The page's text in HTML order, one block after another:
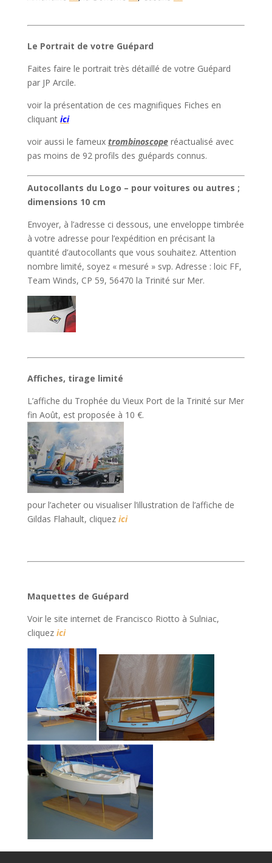
Le Portrait de votre Guépard
Faites faire le portrait très détaillé de votre Guépard
par JP Arcile.
voir la présentation de ces magnifiques Fiches en
cliquant ici
voir aussi le fameux trombinoscoperéactualisé avec
pas moins de 92 profils des guépards connus.
Autocollants du Logo – pour voitures ou autres ;
dimensions 10 cm
Envoyer, à l’adresse ci dessous, une enveloppe timbrée
à votre adresse pour l’expédition en précisant la
quantité d’autocollants que vous souhaitez. Attention
nombre limité, soyez « mesuré » svp. Adresse : loic FF,
Team Winds, CP 59, 56470 la Trinité sur Mer.
Affiches, tirage limité
L’affiche du Trophée du Vieux Port de la Trinité sur Mer
fin Août, est proposée à 10 €.
pour l’acheter ou visualiser l’illustration de l’affiche de
Gildas Flahault, cliquez ici
Maquettes de Guépard
Voir le site internet de Francisco Riotto à Sulniac,
cliquez ici